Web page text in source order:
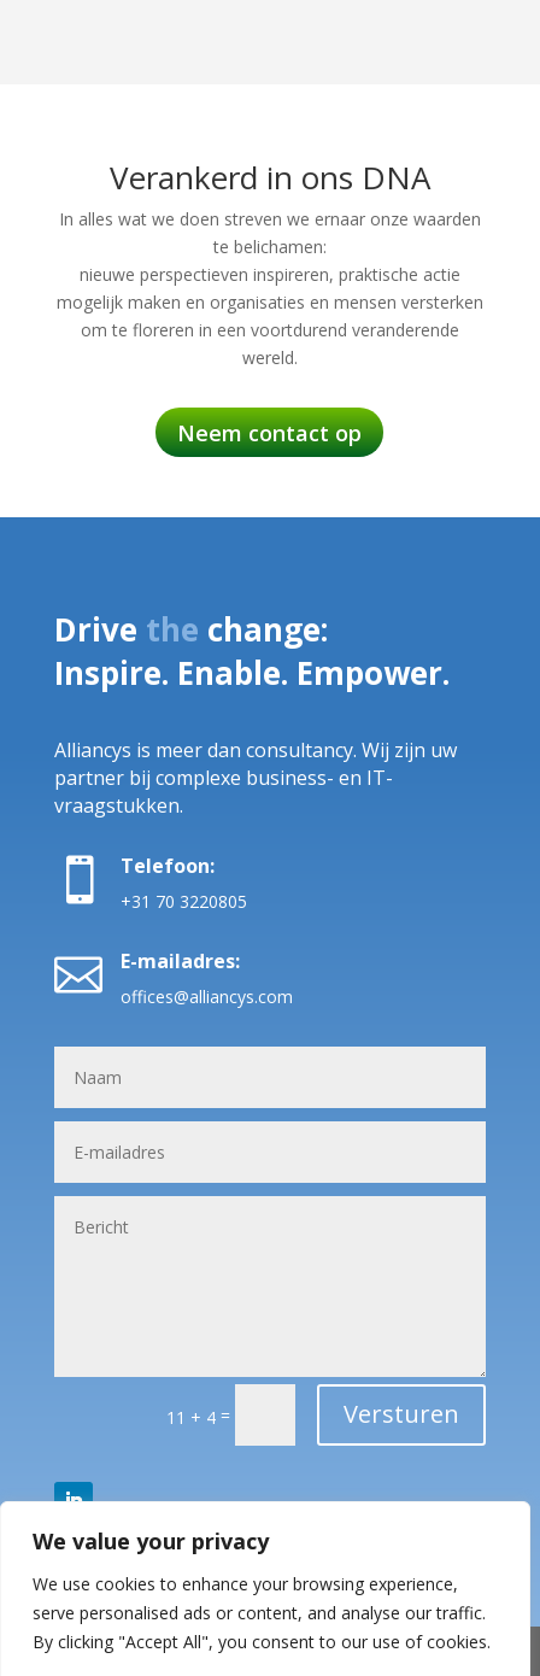
We value your privacy
We use cookies to enhance your browsing experience,
serve personalised ads or content, and analyse our traffic.
By clicking "Accept All", you consent to our use of cookies.
Verankerd in ons DNA
In alles wat we doen streven we ernaar onze waarden
te belichamen:
nieuwe perspectieven inspireren, praktische actie
mogelijk maken en organisaties en mensen versterken
om te floreren in een voortdurend veranderende
wereld.
Neem contact op
Drive the change:
Inspire. Enable. Empower.
Alliancys is meer dan consultancy. Wij zijn uw
partner bij complexe business- en IT-
vraagstukken.
 Telefoon:
+31 70 3220805
 E-mailadres:
offices@alliancys.com
11 + 4 = Versturen